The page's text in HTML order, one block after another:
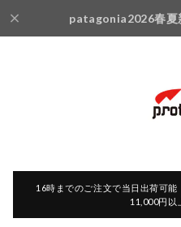
patagonia2026春夏
16時までのご注文で当日出荷可能
11,000円以